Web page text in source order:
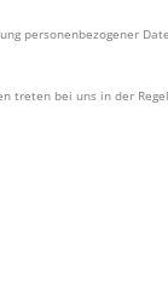
personenbezogener
treten bei uns in der